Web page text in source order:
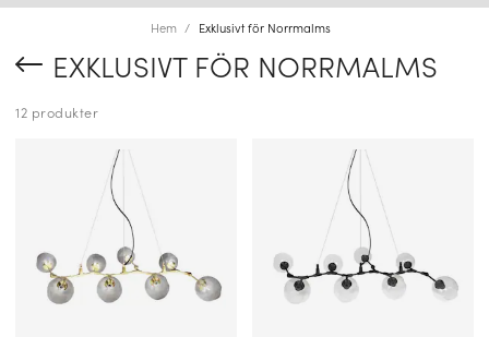
Hem Exklusivt för Norrmalms
EXKLUSIVT FÖR NORRMALMS
12 produkter